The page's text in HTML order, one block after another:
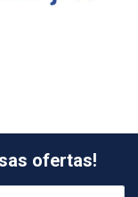
ofertas!